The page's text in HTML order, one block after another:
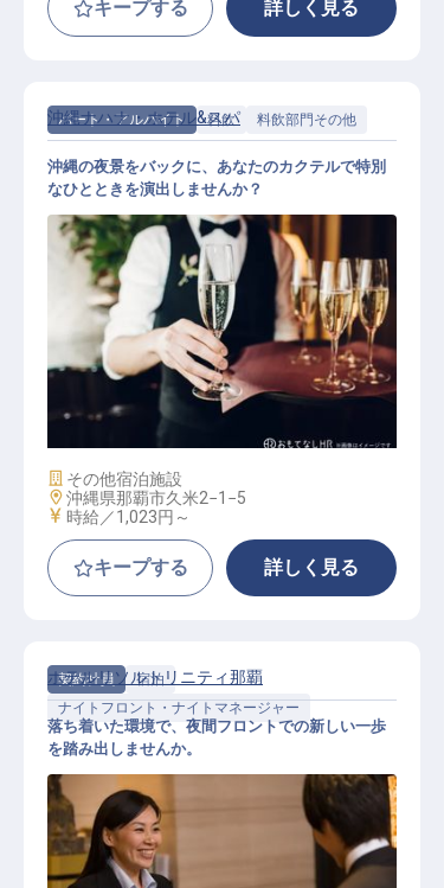
キープする 詳しく見る
パート・アルバイト 料飲 料飲部門その他
BARサービススタッフ
沖縄ナハナ・ホテル&スパ
沖縄の夜景をバックに、あなたのカクテルで特別
なひとときを演出しませんか？
施設業態
その他宿泊施設
勤務地
沖縄県那覇市久米2−1−5
給与
時給／1,023円～
キープする 詳しく見る
契約社員
宿泊
ナイトフロント・ナイトマネージャー
ホテルリソルトリニティ那覇
落ち着いた環境で、夜間フロントでの新しい一歩
を踏み出しませんか。